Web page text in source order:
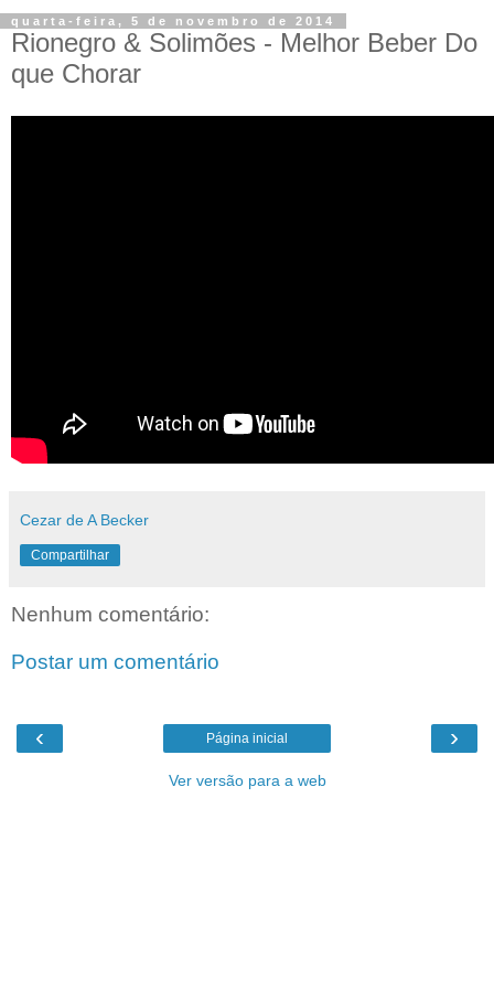
quarta-feira, 5 de novembro de 2014
Rionegro & Solimões - Melhor Beber Do
que Chorar
Cezar de A Becker
Compartilhar
Nenhum comentário:
Postar um comentário
‹ ›
Página inicial
Ver versão para a web